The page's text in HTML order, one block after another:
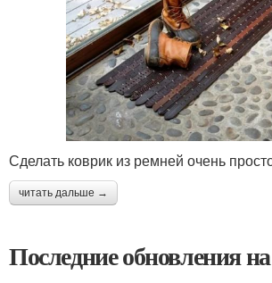
Сделать коврик из ремней очень
читать дальше →
Последние обновления